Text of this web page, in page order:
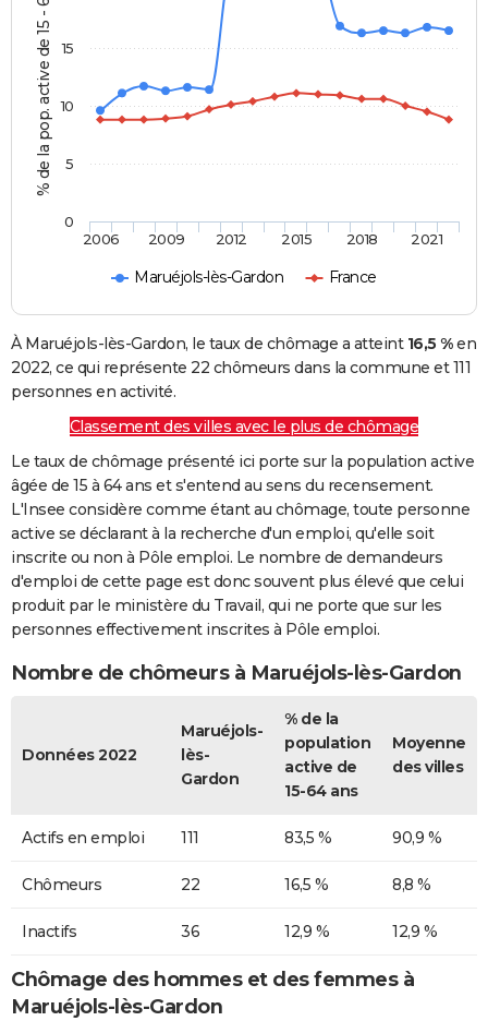
% de la pop. active de 15 - 64 ans
Maruéjols-lès-Gardon France
2006 2009 2012 2015 2018 2021
0
5
10
15
À Maruéjols-lès-Gardon, le taux de chômage a atteint 16,5 %en
2022, ce qui représente 22 chômeurs dans la commune et 111
personnes en activité.
Classement des villes avec le plus de chômage
Le taux de chômage présenté ici porte sur la population active
âgée de 15 à 64 ans et s'entend au sens du recensement.
L'Insee considère comme étant au chômage, toute personne
active se déclarant à la recherche d'un emploi, qu'elle soit
inscrite ou non à Pôle emploi. Le nombre de demandeurs
d'emploi de cette page est donc souvent plus élevé que celui
produit par le ministère du Travail, qui ne porte que sur les
personnes effectivement inscrites à Pôle emploi.
Nombre de chômeurs à Maruéjols-lès-Gardon
Données 2022
Maruéjols-
lès-
Gardon
% de la
population
active de
15-64 ans
Moyenne
des villes
Actifs en emploi 111 83,5 % 90,9 %
Chômeurs 22 16,5 % 8,8 %
Inactifs 36 12,9 % 12,9 %
Chômage des hommes et des femmes à
Maruéjols-lès-Gardon